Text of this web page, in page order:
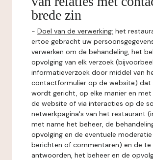
brede zin
- Doel van de verwerking: het
ertoe gebracht uw
verwerken om de behandeling, het
opvolging van elk verzoek
informatieverzoek door middel van
contactformulier op de website) dat
wordt gericht, op elke manier en met
de website of via interacties op de
netwerkpagina's van het restaurant
met name het beheer, de
opvolging en de eventuele
berichten of commentaren) en de te
antwoorden, het beheer en de